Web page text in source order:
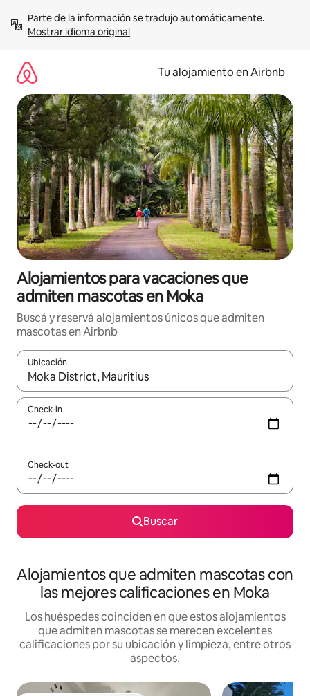
contenidoMostrar idioma original
Tu alojamiento en Airbnb
Alojamientos para vacaciones que
admiten mascotas en Moka
Buscá y reservá alojamientos únicos que admiten
mascotas en Airbnb
Ubicación
Cuando los resultados estén disponibles, navegá con las
Check-in
Check-out
Buscar
Alojamientos que admiten mascotas con
las mejores calificaciones en Moka
Los huéspedes coinciden en que estos alojamientos
que admiten mascotas se merecen excelentes
calificaciones por su ubicación y limpieza, entre otros
aspectos.